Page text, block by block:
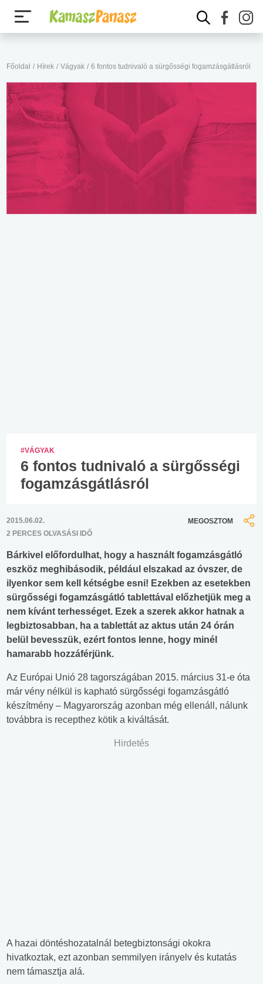
Főoldal / Hírek / Vágyak / 6 fontos tudnivaló a sürgősségi fogamzásgátlásról
#VÁGYAK
6 fontos tudnivaló a sürgősségi
fogamzásgátlásról
2015.06.02.
2 PERCES OLVASÁSI IDŐ
MEGOSZTOM
Bárkivel előfordulhat, hogy a használt fogamzásgátló
eszköz meghibásodik, például elszakad az óvszer, de
ilyenkor sem kell kétségbe esni! Ezekben az esetekben
sürgősségi fogamzásgátló tablettával előzhetjük meg a
nem kívánt terhességet. Ezek a szerek akkor hatnak a
legbiztosabban, ha a tablettát az aktus után 24 órán
belül bevesszük, ezért fontos lenne, hogy minél
hamarabb hozzáférjünk.
Az Európai Unió 28 tagországában 2015. március 31-e óta
már vény nélkül is kapható sürgősségi fogamzásgátló
készítmény – Magyarország azonban még ellenáll, nálunk
továbbra is recepthez kötik a kiváltását.
Hirdetés
A hazai döntéshozatalnál betegbiztonsági okokra
hivatkoztak, ezt azonban semmilyen irányelv és kutatás
nem támasztja alá.